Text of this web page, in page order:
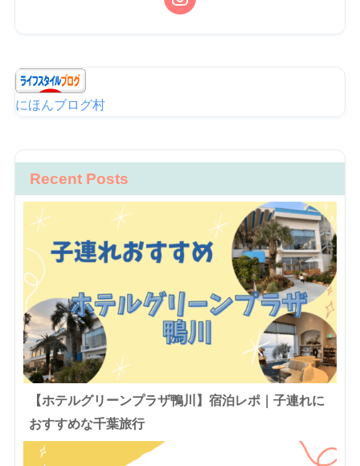
にほんブログ村
Recent Posts
【ホテルグリーンプラザ鴨川】宿泊レポ｜子連れに
おすすめな千葉旅行